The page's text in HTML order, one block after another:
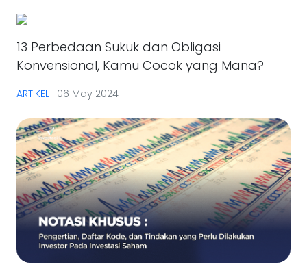
13 Perbedaan Sukuk dan Obligasi
Konvensional, Kamu Cocok yang Mana?
ARTIKEL 06 May 2024